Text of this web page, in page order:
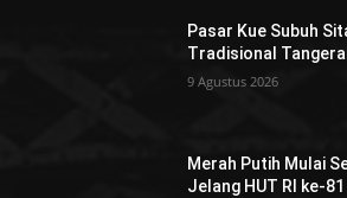
Pasar Kue Subuh
Tradisional
9 Agustus 2026
Merah Putih Mulai
Jelang HUT RI ke-81